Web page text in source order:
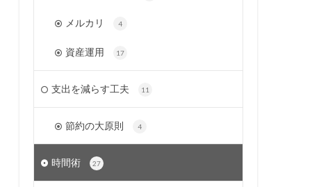
メルカリ 4
資産運用 17
支出を減らす工夫 11
節約の大原則 4
時間術 27